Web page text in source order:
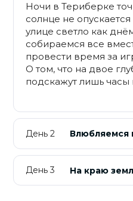
Ночи в Териберке
солнце не
улице светло как
собираемся все
провести время за
О том, что на двое
подскажут лишь часы
День 2 Влюбляемся
День 3 На краю